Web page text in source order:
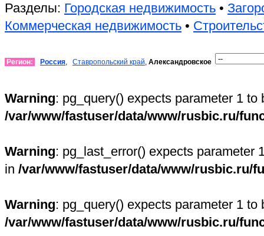
Разделы: Городская недвижимость •
Коммерческая недвижимость •
Регион: Россия, Ставропольский край, Александровское
Warning: pg_query() expects parameter 1
/var/www/fastuser/data/www/rusbic.ru/
Warning: pg_last_error() expects parameter
in /var/www/fastuser/data/www/rusbic.ru/
Warning: pg_query() expects parameter 1
/var/www/fastuser/data/www/rusbic.ru/